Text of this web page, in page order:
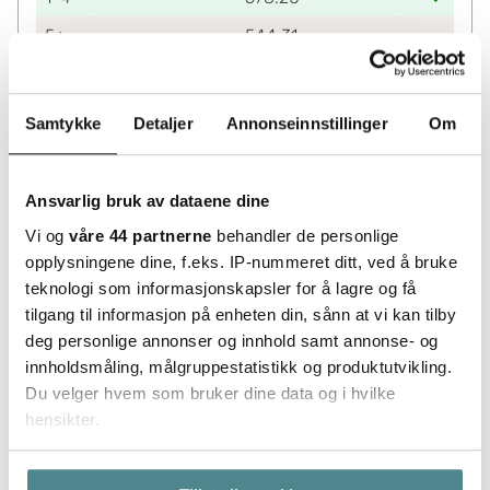
Samtykke Detaljer Annonseinnstillinger Om
Ansvarlig bruk av dataene dine
Vi og våre 44 partnerne behandler de personlige
opplysningene dine, f.eks. IP-nummeret ditt, ved å bruke
teknologi som informasjonskapsler for å lagre og få
tilgang til informasjon på enheten din, sånn at vi kan tilby
deg personlige annonser og innhold samt annonse- og
innholdsmåling, målgruppestatistikk og produktutvikling.
Du velger hvem som bruker dine data og i hvilke
hensikter.
Hvis du gir oss lov, vil vi også gjerne:
5+
544.31
Leveres fra sentrallager Helsingborg. Utvidet